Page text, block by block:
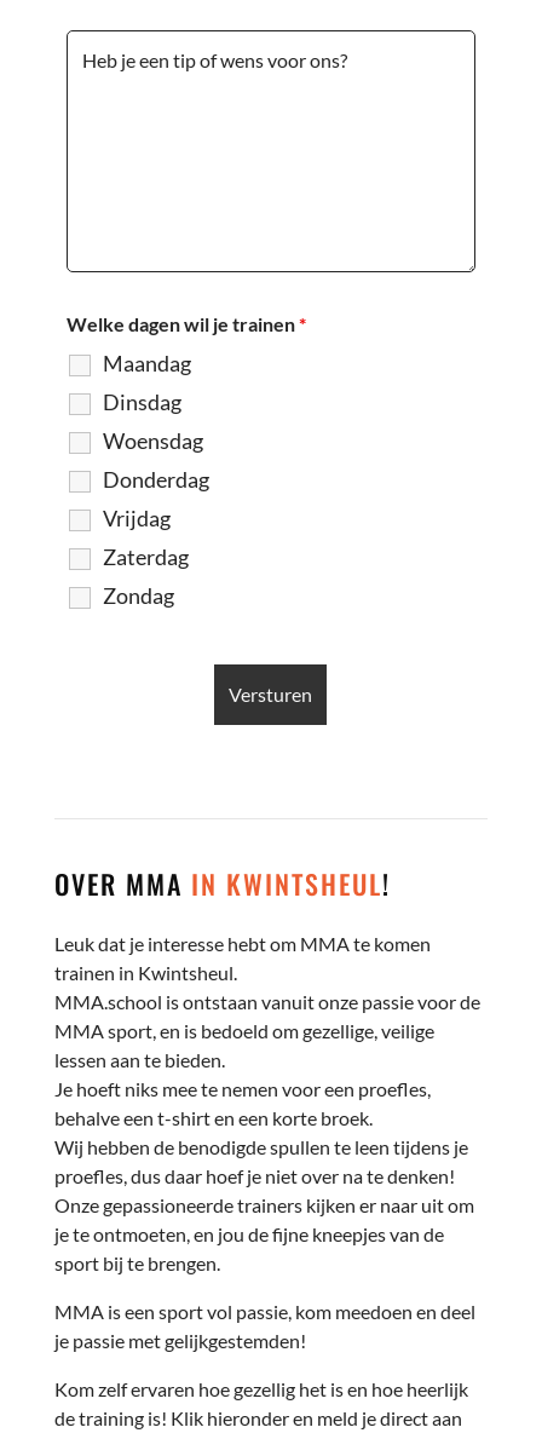
Welke dagen wil je trainen*
Maandag
Dinsdag
Woensdag
Donderdag
Vrijdag
Zaterdag
Zondag
OVER MMA IN KWINTSHEUL!
Leuk dat je interesse hebt om MMA te komen
trainen in Kwintsheul.
MMA.school is ontstaan vanuit onze passie voor de
MMA sport, en is bedoeld om gezellige, veilige
lessen aan te bieden.
Je hoeft niks mee te nemen voor een proefles,
behalve een t-shirt en een korte broek.
Wij hebben de benodigde spullen te leen tijdens je
proefles, dus daar hoef je niet over na te denken!
Onze gepassioneerde trainers kijken er naar uit om
je te ontmoeten, en jou de fijne kneepjes van de
sport bij te brengen.
MMA is een sport vol passie, kom meedoen en deel
je passie met gelijkgestemden!
Kom zelf ervaren hoe gezellig het is en hoe heerlijk
de training is! Klik hieronder en meld je direct aan